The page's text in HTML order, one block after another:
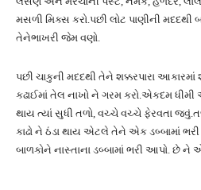
મસળી મિક્સ કરો.પછી લોટ પાણીની
તેનેભાખરી જેમ વણો.
પછી ચાકુની મદદથી તેને શક્કરપારા
કઢાઈમાં તેલ નાખો ને ગરમ કરો.એકદમ
થાય ત્યાં સુધી તળો, વચ્ચે વચ્ચે ફેરવતા
કાઢો ને ઠંડા થાય એટલે તેને એક ડબ્બામાં ભરી
બાળકોને નાસ્તાના ડબ્બામાં ભરી આપો. છે ને